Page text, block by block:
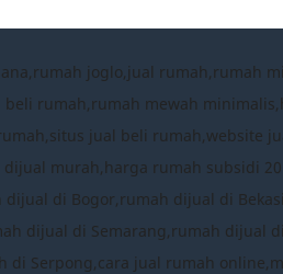
joglo,jual rumah,rumah
rumah,rumah mewah
jual beli rumah,website
murah,harga rumah subsidi
di Bogor,rumah dijual di
dijual di Semarang,rumah dijual
Serpong,cara jual rumah